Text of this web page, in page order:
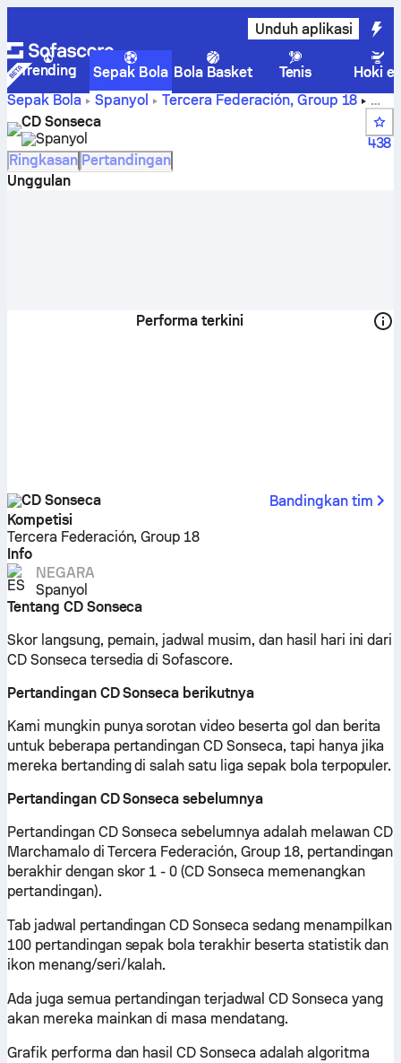
Unduh aplikasi
Trending Sepak Bola Bola Basket Tenis
Hoki es
Sepak Bola
Spanyol
Tercera Federación, Group 18
Skor, jadwal pertandingan, klasemen, dan statistik pemain
CD Sonseca
CD Sonseca
Spanyol
438
Ringkasan Pertandingan
Unggulan
Performa terkini
CD Sonseca
Bandingkan tim
Kompetisi
Tercera Federación, Group 18
Info
NEGARA
Spanyol
Tentang CD Sonseca
Skor langsung, pemain, jadwal musim, dan hasil hari ini dari
CD Sonseca tersedia di Sofascore.
Pertandingan CD Sonseca berikutnya
Kami mungkin punya sorotan video beserta gol dan berita
untuk beberapa pertandingan CD Sonseca, tapi hanya jika
mereka bertanding di salah satu liga sepak bola terpopuler.
Pertandingan CD Sonseca sebelumnya
Pertandingan CD Sonseca sebelumnya adalah melawan CD
Marchamalo di Tercera Federación, Group 18, pertandingan
berakhir dengan skor 1 - 0 (CD Sonseca memenangkan
pertandingan).
Tab jadwal pertandingan CD Sonseca sedang menampilkan
100 pertandingan sepak bola terakhir beserta statistik dan
ikon menang/seri/kalah.
Ada juga semua pertandingan terjadwal CD Sonseca yang
akan mereka mainkan di masa mendatang.
Grafik performa dan hasil CD Sonseca adalah algoritma